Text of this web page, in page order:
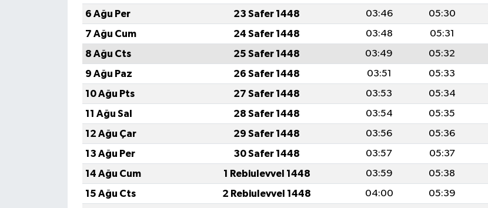
6 Ağu Per
23 Safer 1448 03:46 05:30
7 Ağu Cum
24 Safer 1448 03:48 05:31
8 Ağu Cts
25 Safer 1448 03:49 05:32
9 Ağu Paz
26 Safer 1448 03:51 05:33
10 Ağu Pts
27 Safer 1448 03:53 05:34
11 Ağu Sal
28 Safer 1448 03:54 05:35
12 Ağu Çar
29 Safer 1448 03:56 05:36
13 Ağu Per
30 Safer 1448 03:57 05:37
14 Ağu Cum
1 Rebiulevvel 1448 03:59 05:38
15 Ağu Cts
2 Rebiulevvel 1448 04:00 05:39